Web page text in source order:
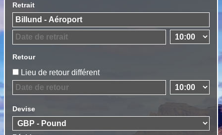
Retrait
Retour
Lieu de retour différent
Devise